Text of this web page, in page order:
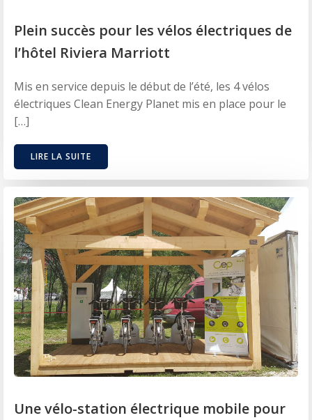
Plein succès pour les vélos électriques de
l’hôtel Riviera Marriott
​Mis en service depuis le début de l’été, les 4 vélos
électriques Clean Energy Planet mis en place pour le
[…]
LIRE LA SUITE
Une vélo-station électrique mobile pour